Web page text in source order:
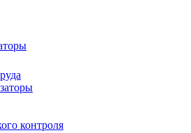
контроля